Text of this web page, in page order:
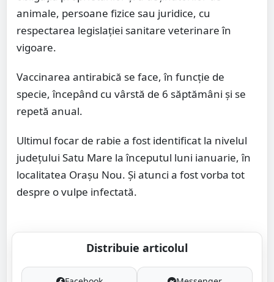
animale, persoane fizice sau juridice, cu
respectarea legislaţiei sanitare veterinare în
vigoare.
Vaccinarea antirabică se face, în funcție de
specie, începând cu vârstă de 6 săptămâni și se
repetă anual.
Ultimul focar de rabie a fost identificat la nivelul
județului Satu Mare la începutul luni ianuarie, în
localitatea Orașu Nou. Și atunci a fost vorba tot
despre o vulpe infectată.
Distribuie articolul